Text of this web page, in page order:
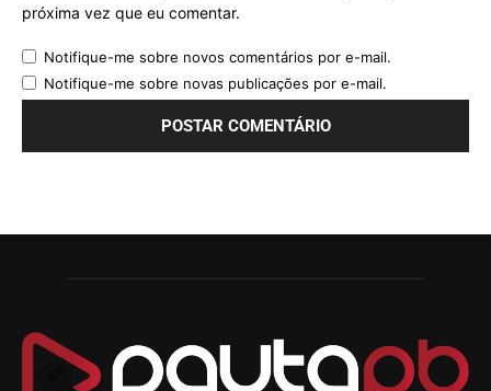
próxima vez que eu comentar.
Notifique-me sobre novos comentários por e-mail.
Notifique-me sobre novas publicações por e-mail.